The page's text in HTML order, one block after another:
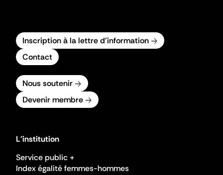
Inscription à la lettre d'information
Contact
Nous soutenir
Devenir membre
L'institution
Service public +
Index égalité femmes-hommes